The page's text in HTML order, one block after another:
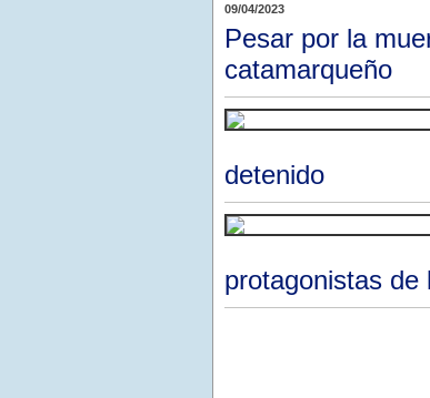
09/04/2023
Pesar por la
catamarqueño
detenido
protagonistas de